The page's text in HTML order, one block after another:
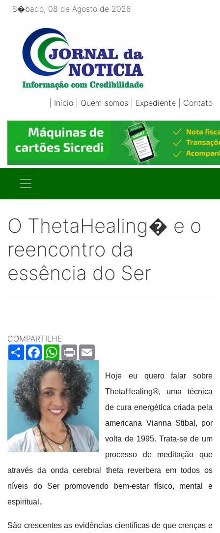
S�bado, 08 de Agosto de 2026
Início Quem somos Expediente Contato
O ThetaHealing� e o
reencontro da
essência do Ser
COMPARTILHE
ShareFacebookWhatsApp
Print
Hoje eu quero falar sobre
ThetaHealing®, uma técnica
de cura energética criada pela
americana Vianna Stibal, por
volta de 1995. Trata-se de um
processo de meditação que
através da onda cerebral theta reverbera em todos os
níveis do Ser promovendo bem-estar físico, mental e
espiritual.
São crescentes as evidências científicas de que crenças e